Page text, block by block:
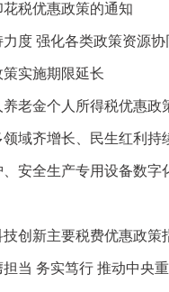
税优惠政策的通知
度 强化各类政策资源
实施期限延长
老金个人所得税优惠政
域齐增长、民生红利持
安全生产专用设备数
创新主要税费优惠政策
当 务实笃行 推动中央